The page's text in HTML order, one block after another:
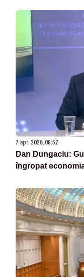
7 apr. 2026, 08:52
Dan Dungaciu:
îngropat